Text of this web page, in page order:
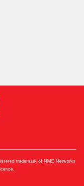
trademark of NME Networks